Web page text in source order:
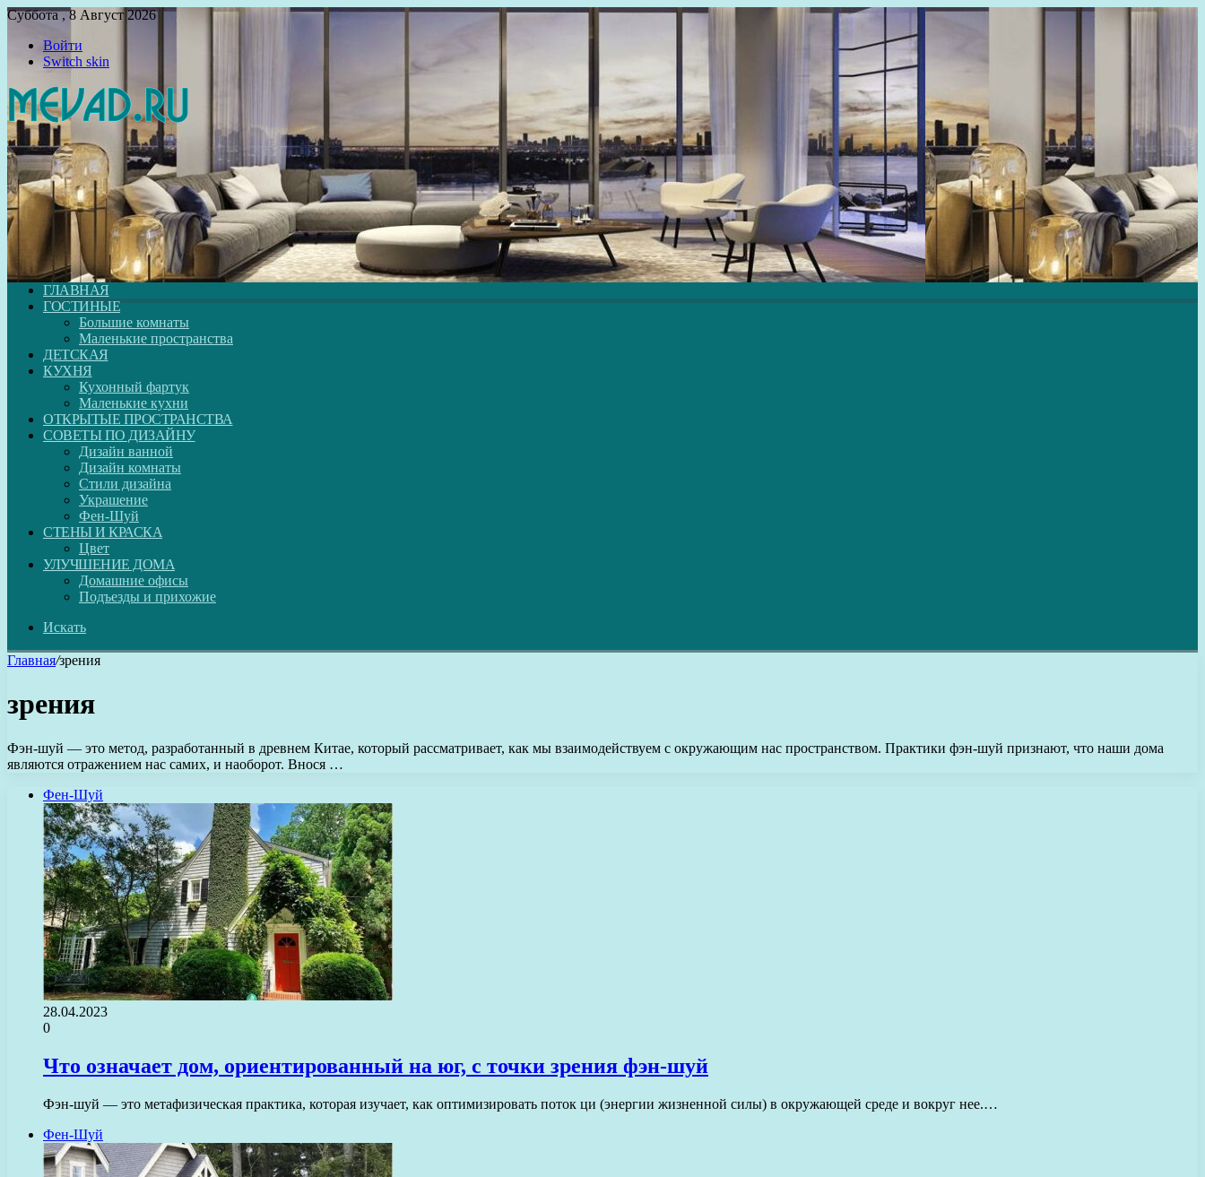
Суббота , 8 Август 2026
Войти
Switch skin
ГЛАВНАЯ
ГОСТИНЫЕ
Большие комнаты
Маленькие пространства
ДЕТСКАЯ
КУХНЯ
Кухонный фартук
Маленькие кухни
ОТКРЫТЫЕ ПРОСТРАНСТВА
СОВЕТЫ ПО ДИЗАЙНУ
Дизайн ванной
Дизайн комнаты
Стили дизайна
Украшение
Фен-Шуй
СТЕНЫ И КРАСКА
Цвет
УЛУЧШЕНИЕ ДОМА
Домашние офисы
Подъезды и прихожие
Искать
Главная/зрения
зрения
Фэн-шуй — это метод, разработанный в древнем Китае, который рассматривает, как мы взаимодействуем с окружающим нас пространством. Практики фэн-шуй признают, что наши дома
являются отражением нас самих, и наоборот. Внося …
Фен-Шуй
28.04.2023
0
Что означает дом, ориентированный на юг, с точки зрения фэн-шуй
Фэн-шуй — это метафизическая практика, которая изучает, как оптимизировать поток ци (энергии жизненной силы) в окружающей среде и вокруг нее.…
Фен-Шуй